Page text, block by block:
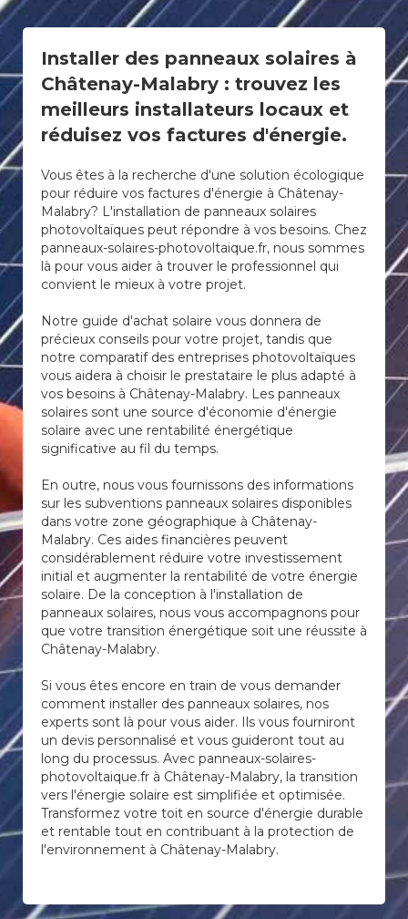
Installer des panneaux solaires à
Châtenay-Malabry : trouvez les
meilleurs installateurs locaux et
réduisez vos factures d'énergie.
Vous êtes à la recherche d'une solution écologique
pour réduire vos factures d'énergie à Châtenay-
Malabry? L'installation de panneaux solaires
photovoltaïques peut répondre à vos besoins. Chez
panneaux-solaires-photovoltaique.fr, nous sommes
là pour vous aider à trouver le professionnel qui
convient le mieux à votre projet.
Notre guide d'achat solaire vous donnera de
précieux conseils pour votre projet, tandis que
notre comparatif des entreprises photovoltaïques
vous aidera à choisir le prestataire le plus adapté à
vos besoins à Châtenay-Malabry. Les panneaux
solaires sont une source d'économie d'énergie
solaire avec une rentabilité énergétique
significative au fil du temps.
En outre, nous vous fournissons des informations
sur les subventions panneaux solaires disponibles
dans votre zone géographique à Châtenay-
Malabry. Ces aides financières peuvent
considérablement réduire votre investissement
initial et augmenter la rentabilité de votre énergie
solaire. De la conception à l'installation de
panneaux solaires, nous vous accompagnons pour
que votre transition énergétique soit une réussite à
Châtenay-Malabry.
Si vous êtes encore en train de vous demander
comment installer des panneaux solaires, nos
experts sont là pour vous aider. Ils vous fourniront
un devis personnalisé et vous guideront tout au
long du processus. Avec panneaux-solaires-
photovoltaique.fr à Châtenay-Malabry, la transition
vers l'énergie solaire est simplifiée et optimisée.
Transformez votre toit en source d'énergie durable
et rentable tout en contribuant à la protection de
l'environnement à Châtenay-Malabry.